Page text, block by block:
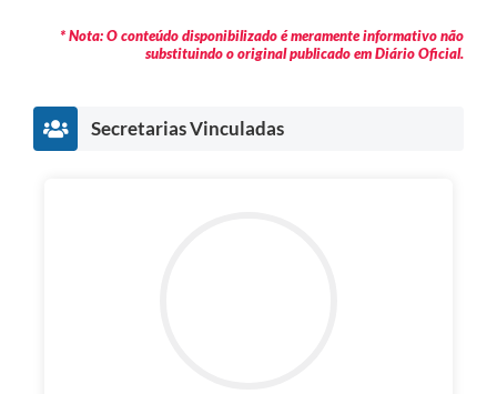
* Nota: O conteúdo disponibilizado é meramente informativo não
substituindo o original publicado em Diário Oficial.
Secretarias Vinculadas